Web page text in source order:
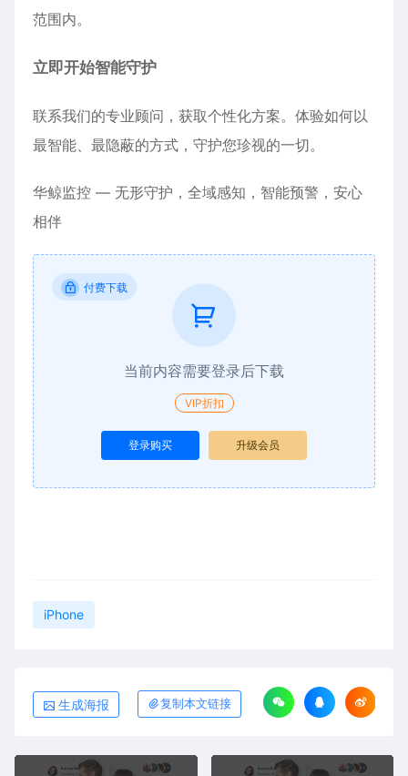
范围内。
立即开始智能守护
联系我们的专业顾问，获取个性化方案。体验如何以
最智能、最隐蔽的方式，守护您珍视的一切。
华鲸监控 — 无形守护，全域感知，智能预警，安心
相伴
付费下载
当前内容需要登录后下载
VIP折扣
登录购买 升级会员
iPhone
生成海报 复制本文链接